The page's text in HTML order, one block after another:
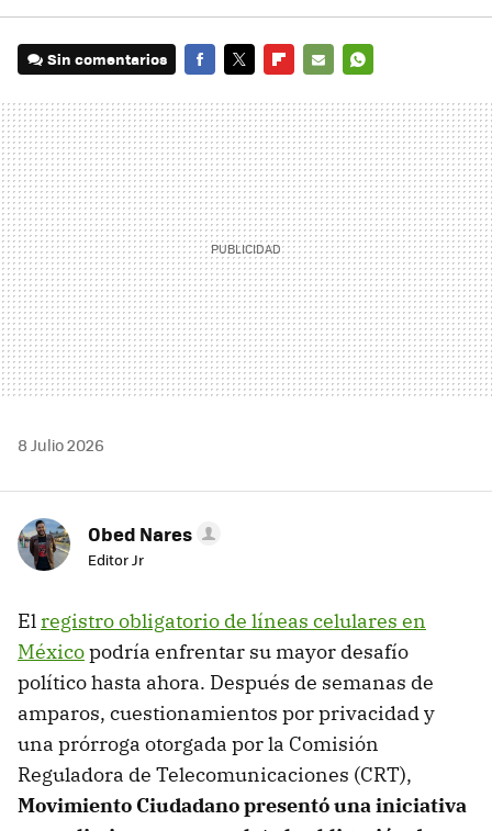
Sin comentarios
MAIL
8 Julio 2026
Obed Nares
Editor Jr
Elregistro obligatorio de líneas celulares en
Méxicopodría enfrentar su mayor desafío
político hasta ahora. Después de semanas de
amparos, cuestionamientos por privacidad y
una prórroga otorgada por la Comisión
Reguladora de Telecomunicaciones (CRT),
Movimiento Ciudadano presentó una iniciativa